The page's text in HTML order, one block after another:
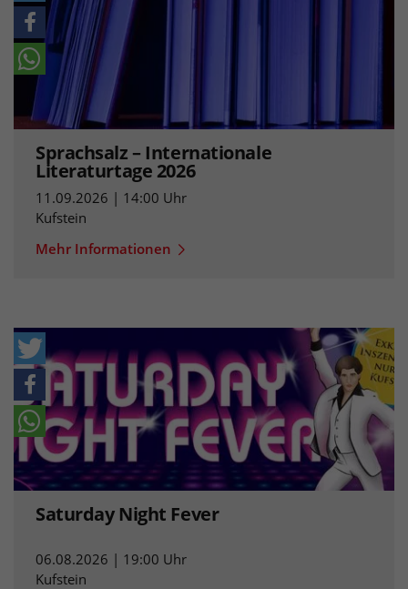
Sprachsalz – Internationale
Literaturtage 2026
11.09.2026 | 14:00 Uhr
Kufstein
Mehr Informationen
Saturday Night Fever
06.08.2026 | 19:00 Uhr
Kufstein